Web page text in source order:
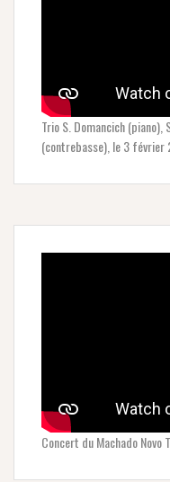
Trio S. Domancich
(contrebasse), le 3 février
Concert du Machado Novo